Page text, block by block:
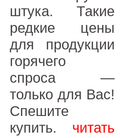
штука. Такие
редкие цены
для продукции
горячего
спроса —
только для Вас!
Спешите
купить. читать